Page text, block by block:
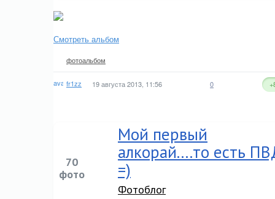
Смотреть альбом
фотоальбом
fr1zz 19 августа 2013, 11:56 0
70
фото
Мой первый
алкорай....то есть
=)
Фотоблог